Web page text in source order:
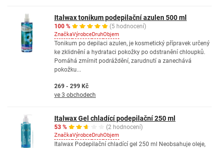
Italwax tonikum podepilační azulen 500 ml
100 % (5 hodnocení)
ZnačkaVýrobceDruhObjem
Tonikum po depilaci azulen, je kosmetický přípravek určený
ke zklidnění a hydrataci pokožky po odstranění chloupků.
Pomáhá zmírnit podráždění, zarudnutí a zanechává
pokožku...
269 - 299 Kč
ve 3 obchodech
Italwax Gel chladící podepilační 250 ml
53 % (2 hodnocení)
ZnačkaVýrobceDruhObjem
Italwax Podepilační chladící gel 250 ml Neobsahuje oleje,